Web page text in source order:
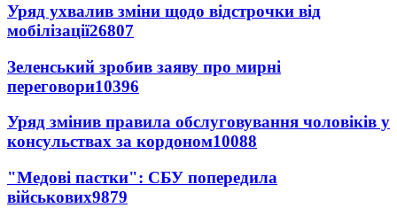
Уряд ухвалив зміни щодо відстрочки від
мобілізації26807
Зеленський зробив заяву про мирні
переговори10396
Уряд змінив правила обслуговування чоловіків у
консульствах за кордоном10088
"Медові пастки": СБУ попередила
військових9879